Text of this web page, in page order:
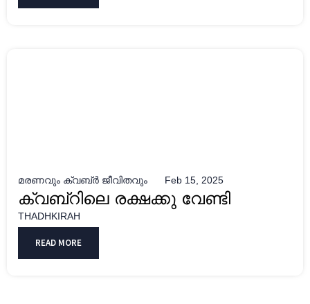
മരണവും ക്വബ്ർ ജീവിതവും Feb 15, 2025
ക്വബ്റിലെ രക്ഷക്കു വേണ്ടി
THADHKIRAH
READ MORE